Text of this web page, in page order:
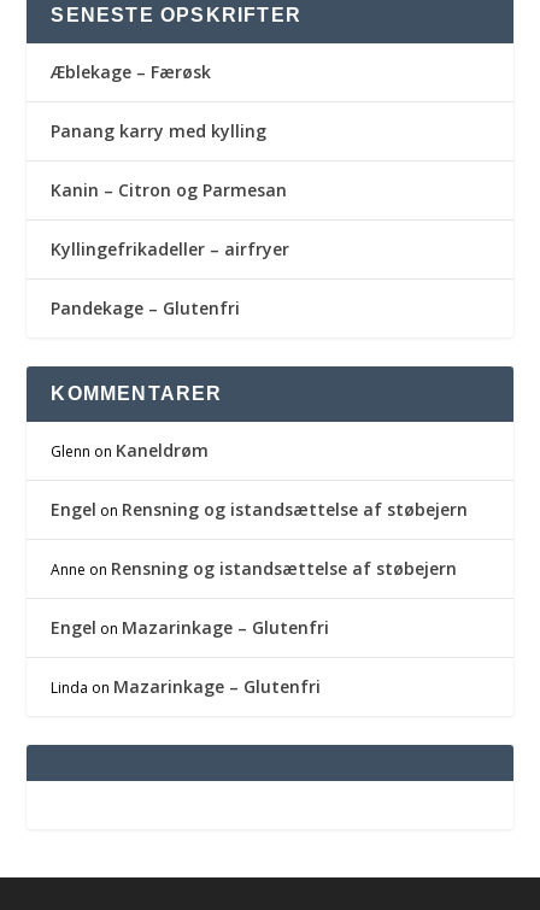
SENESTE OPSKRIFTER
Æblekage – Færøsk
Panang karry med kylling
Kanin – Citron og Parmesan
Kyllingefrikadeller – airfryer
Pandekage – Glutenfri
KOMMENTARER
Glenn on Kaneldrøm
Engel on Rensning og istandsættelse af støbejern
Anne on Rensning og istandsættelse af støbejern
Engel on Mazarinkage – Glutenfri
Linda on Mazarinkage – Glutenfri